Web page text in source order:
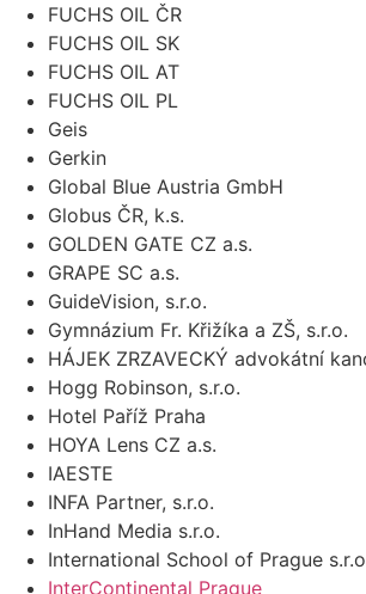
FUCHS OIL ČR
FUCHS OIL SK
FUCHS OIL AT
FUCHS OIL PL
Geis
Gerkin
Global Blue Austria GmbH
Globus ČR, k.s.
GOLDEN GATE CZ a.s.
GRAPE SC a.s.
GuideVision, s.r.o.
Gymnázium Fr. Křižíka a ZŠ, s.r.o.
HÁJEK ZRZAVECKÝ advokátní
Hogg Robinson, s.r.o.
Hotel Paříž Praha
HOYA Lens CZ a.s.
IAESTE
INFA Partner, s.r.o.
InHand Media s.r.o.
International School of Prague
InterContinental Prague